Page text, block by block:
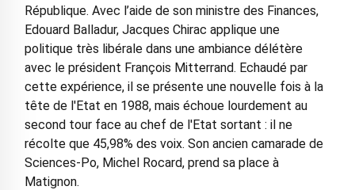
République. Avec l’aide de son ministre des Finances,
Edouard Balladur, Jacques Chirac applique une
politique très libérale dans une ambiance délétère
avec le président François Mitterrand. Echaudé par
cette expérience, il se présente une nouvelle fois à la
tête de l'Etat en 1988, mais échoue lourdement au
second tour face au chef de l'Etat sortant : il ne
récolte que 45,98% des voix. Son ancien camarade de
Sciences-Po, Michel Rocard, prend sa place à
Matignon.